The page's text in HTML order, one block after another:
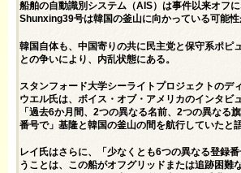
船舶の自動識別システム（AIS）は事件以来オフ
Shunxing39号は韓国の釜山に向かっている可能性
韓国自体も、中国寄りの共に民主党と保守系ポピ
との争いにより、内乱状態にある。
スタンフォード大学シーライトプロジェクトのデ
ウエル氏は、ボイス・オブ・アメリカのインタビ
「過去6か月間、2つの異なる名前、2つの異なる
番号で」基隆と韓国の釜山の間を航行していたと
レイ氏はさらに、「少なくとも6つの異なる登録
うことは、この船がオフグリッドまたは追跡困難